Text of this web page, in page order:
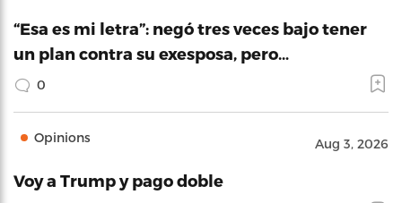
“Esa es mi letra”: negó tres veces bajo tener
un plan contra su exesposa, pero…
0
Opinions Aug 3, 2026
Voy a Trump y pago doble